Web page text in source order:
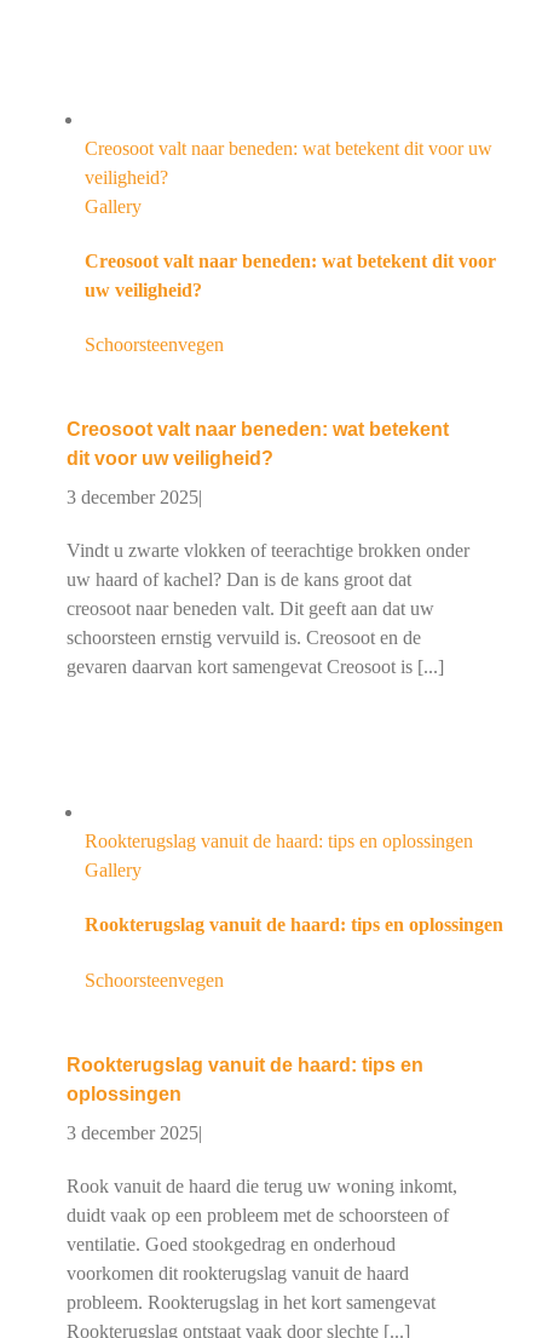
Creosoot valt naar beneden: wat betekent dit voor uw
veiligheid?
Gallery
Creosoot valt naar beneden: wat betekent dit voor
uw veiligheid?
Schoorsteenvegen
Creosoot valt naar beneden: wat betekent
dit voor uw veiligheid?
3 december 2025|
Vindt u zwarte vlokken of teerachtige brokken onder
uw haard of kachel? Dan is de kans groot dat
creosoot naar beneden valt. Dit geeft aan dat uw
schoorsteen ernstig vervuild is. Creosoot en de
gevaren daarvan kort samengevat Creosoot is [...]
Rookterugslag vanuit de haard: tips en oplossingen
Gallery
Rookterugslag vanuit de haard: tips en oplossingen
Schoorsteenvegen
Rookterugslag vanuit de haard: tips en
oplossingen
3 december 2025|
Rook vanuit de haard die terug uw woning inkomt,
duidt vaak op een probleem met de schoorsteen of
ventilatie. Goed stookgedrag en onderhoud
voorkomen dit rookterugslag vanuit de haard
probleem. Rookterugslag in het kort samengevat
Rookterugslag ontstaat vaak door slechte [...]